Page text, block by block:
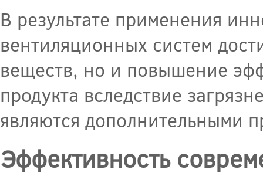
В результате применения
вентиляционных систем
веществ, но и повышение
продукта вследствие
являются дополнительными
Эффективность